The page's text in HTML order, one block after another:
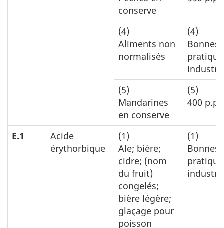
conserve
(4)
Aliments non
normalisés
(4)
Bonnes
(5)
Mandarines
en conserve
(5)
400
E.1
Acide
érythorbique
(1)
Ale; bière;
cidre; (nom
du fruit)
congelés;
bière légère;
glaçage pour
poisson
(1)
Bonnes